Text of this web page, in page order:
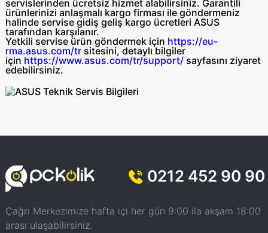
servislerinden ücretsiz hizmet alabilirsiniz. Garantili
ürünlerinizi anlaşmalı kargo firması ile göndermeniz
halinde servise gidiş geliş kargo ücretleri ASUS
tarafından karşılanır.
Yetkili servise ürün göndermek için https://eu-
rma.asus.com/tr sitesini, detaylı bilgiler
için https://www.asus.com/tr/support/ sayfasını ziyaret
edebilirsiniz.
0212 452 90 90
Çağrı Merkezimize hafta içi her gün 9:00 ila akşam 18:00
arası ulaşabilirsiniz.